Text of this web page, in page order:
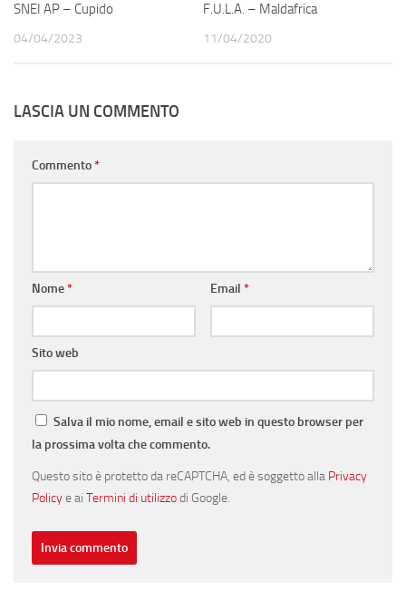
SNEI AP – Cupido
04/04/2023
F.U.L.A. – Maldafrica
11/04/2020
LASCIA UN COMMENTO
Commento*
Nome* Email *
Sito web
Salva il mio nome, email e sito web in questo browser per
la prossima volta che commento.
Questo sito è protetto da reCAPTCHA, ed è soggetto alla Privacy
Policye ai Termini di utilizzodi Google.